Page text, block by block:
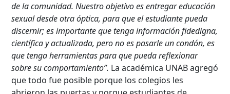
de la comunidad. Nuestro objetivo es entregar educación
sexual desde otra óptica, para que el estudiante pueda
discernir; es importante que tenga información fidedigna,
científica y actualizada, pero no es pasarle un condón, es
que tenga herramientas para que pueda reflexionar
sobre su comportamiento”. La académica UNAB agregó
que todo fue posible porque los colegios les